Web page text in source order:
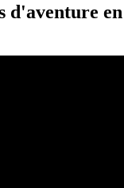
d'aventure